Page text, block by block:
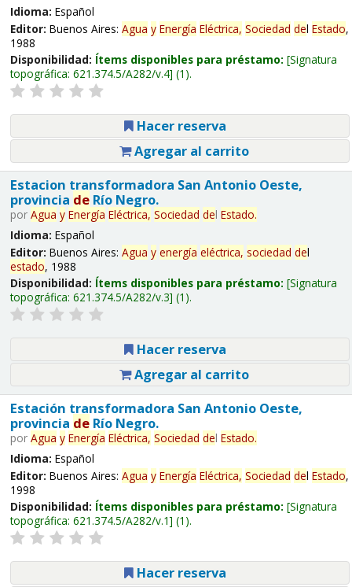
Idioma: Español
Editor: Buenos Aires: Agua y Energía Eléctrica, Sociedad del Estado,
1988
Disponibilidad: Ítems disponibles para préstamo: Signatura
topográfica: 621.374.5/A282/v.4 (1).
Hacer reserva
Agregar al carrito
Estacion transformadora San Antonio Oeste,
provincia deRío Negro.
por Agua y Energía Eléctrica, Sociedad del Estado.
Idioma: Español
Editor: Buenos Aires: Agua y energía eléctrica, sociedad del
estado, 1988
Disponibilidad: Ítems disponibles para préstamo: Signatura
topográfica: 621.374.5/A282/v.3 (1).
Hacer reserva
Agregar al carrito
Estación transformadora San Antonio Oeste,
provincia deRío Negro.
por Agua y Energía Eléctrica, Sociedad del Estado.
Idioma: Español
Editor: Buenos Aires: Agua y Energía Eléctrica, Sociedad del Estado,
1998
Disponibilidad: Ítems disponibles para préstamo: Signatura
topográfica: 621.374.5/A282/v.1 (1).
Hacer reserva